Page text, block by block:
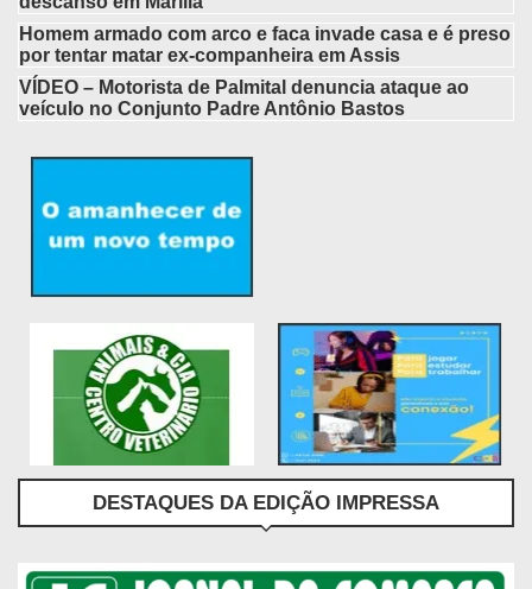
Homem armado com arco e faca invade casa e é preso
por tentar matar ex-companheira em Assis
VÍDEO – Motorista de Palmital denuncia ataque ao
veículo no Conjunto Padre Antônio Bastos
DESTAQUES DA EDIÇÃO IMPRESSA